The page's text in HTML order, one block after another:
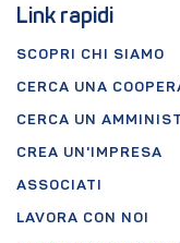
Link rapidi
SCOPRI CHI SIAMO
CERCA UNA
CERCA UN
CREA UN'IMPRESA
ASSOCIATI
LAVORA CON NOI